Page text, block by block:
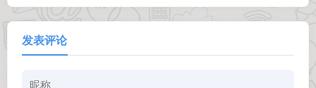
发表评论